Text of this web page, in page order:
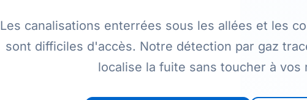
Les canalisations enterrées sous les allées et les
sont difficiles d'accès. Notre détection par gaz
localise la fuite sans toucher à vos